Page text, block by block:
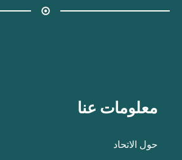
معلومات عنا
حول الاتحاد